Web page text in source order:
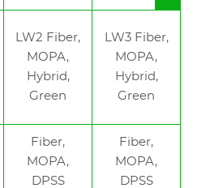
LW2 Fiber,
MOPA,
Hybrid,
Green
LW3 Fiber,
MOPA,
Hybrid,
Green
Fiber,
MOPA,
DPSS
Fiber,
MOPA,
DPSS